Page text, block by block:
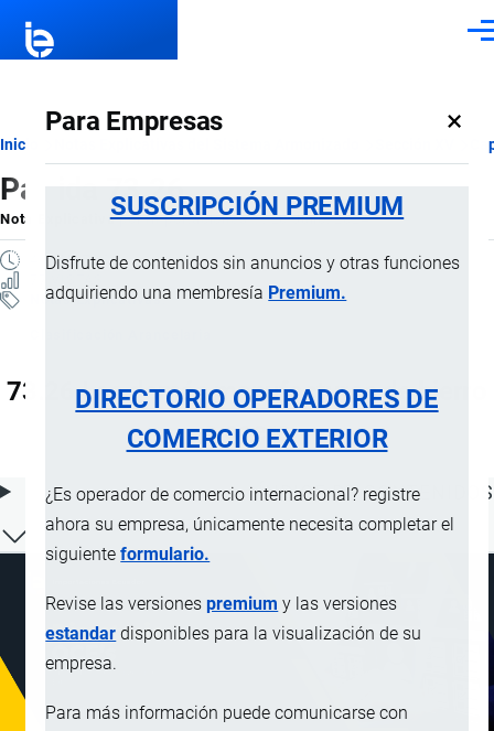
Para Empresas ×
SUSCRIPCIÓN PREMIUM
Disfrute de contenidos sin anuncios y otras funciones
adquiriendo una membresía Premium.
DIRECTORIO OPERADORES DE
COMERCIO EXTERIOR
¿Es operador de comercio internacional? registre
ahora su empresa, únicamente necesita completar el
siguienteformulario.
Revise las versionespremium y las versiones
estandar disponibles para la visualización de su
empresa.
Para más información puede comunicarse con
Ruta
de
navegación
Inicio
Partida 73.26
Nota ExplicativaporImportaciones …, 20 Julio, 2024
4 MINUTOS
Notas Explicativas
73.26 Las demás manufacturas de hierro
o acero
ÍNDICE DE CONTENIDOS